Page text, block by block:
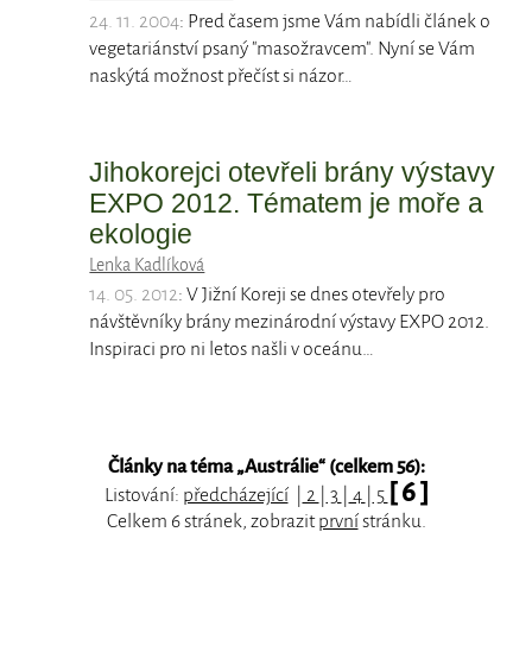
24. 11. 2004: Pred časem jsme Vám nabídli článek o
vegetariánství psaný "masožravcem". Nyní se Vám
naskýtá možnost přečíst si názor…
Jihokorejci otevřeli brány výstavy
EXPO 2012. Tématem je moře a
ekologie
Lenka Kadlíková
14. 05. 2012: V Jižní Koreji se dnes otevřely pro
návštěvníky brány mezinárodní výstavy EXPO 2012.
Inspiraci pro ni letos našli v oceánu…
Články na téma „Austrálie“ (celkem 56):
Listování: předcházející| 2 3 4 5 [ 6 ]
Celkem 6 stránek, zobrazitprvnístránku.